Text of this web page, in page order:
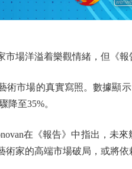
場洋溢着樂觀情緒，但《報
場的真實寫照。數據顯示
降至35%。
在《報告》中指出，未
家的高端市場破局，或將